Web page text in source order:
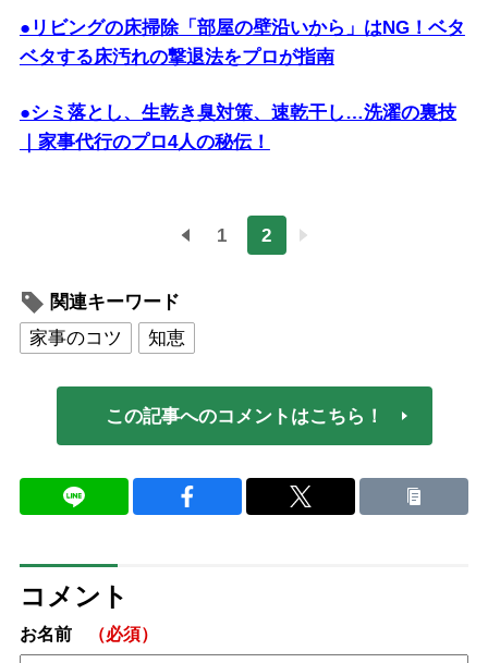
●リビングの床掃除「部屋の壁沿いから」はNG！ベタ
ベタする床汚れの撃退法をプロが指南
●シミ落とし、生乾き臭対策、速乾干し…洗濯の裏技
｜家事代行のプロ4人の秘伝！
1 2
関連キーワード
家事のコツ
知恵
この記事へのコメントはこちら！
コメント
お名前 （必須）